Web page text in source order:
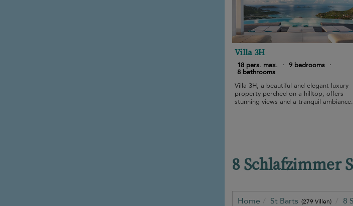
Villa 3H
18 pers. max. · 9 bedrooms ·
8 bathrooms
Villa 3H, a beautiful and elegant luxury
property perched on a hilltop, offers
stunning views and a tranquil ambiance.
8 Schlafzimmer
Home St Barts (279 Villen) 8